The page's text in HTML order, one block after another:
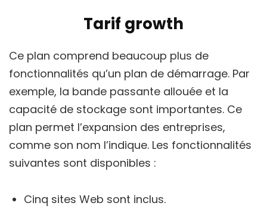
Tarif growth
Ce plan comprend beaucoup plus de
fonctionnalités qu’un plan de démarrage. Par
exemple, la bande passante allouée et la
capacité de stockage sont importantes. Ce
plan permet l’expansion des entreprises,
comme son nom l’indique. Les fonctionnalités
suivantes sont disponibles :
Cinq sites Web sont inclus.